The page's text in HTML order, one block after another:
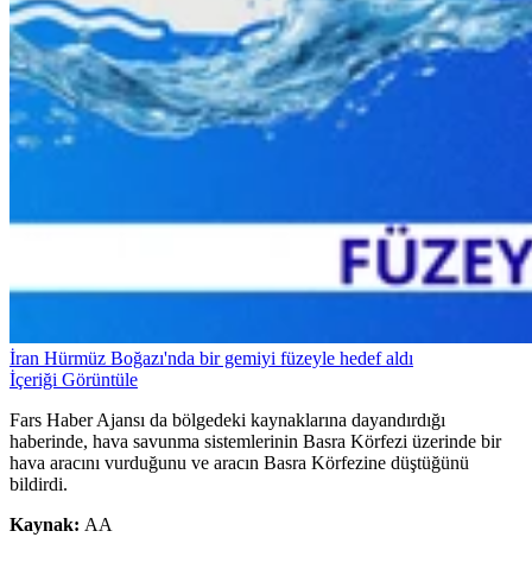
İran Hürmüz Boğazı'nda bir gemiyi füzeyle hedef aldı
İçeriği Görüntüle
Fars Haber Ajansı da bölgedeki kaynaklarına dayandırdığı
haberinde, hava savunma sistemlerinin Basra Körfezi üzerinde bir
hava aracını vurduğunu ve aracın Basra Körfezine düştüğünü
bildirdi.
Kaynak: AA